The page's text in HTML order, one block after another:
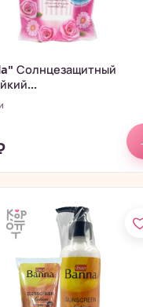
Солнцезащитный